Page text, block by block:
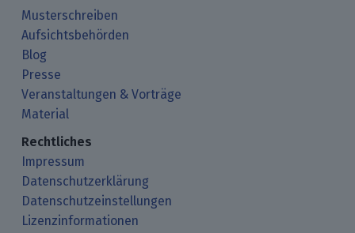
Musterschreiben
Aufsichtsbehörden
Blog
Presse
Veranstaltungen & Vorträge
Material
Rechtliches
Impressum
Datenschutzerklärung
Datenschutzeinstellungen
Lizenzinformationen